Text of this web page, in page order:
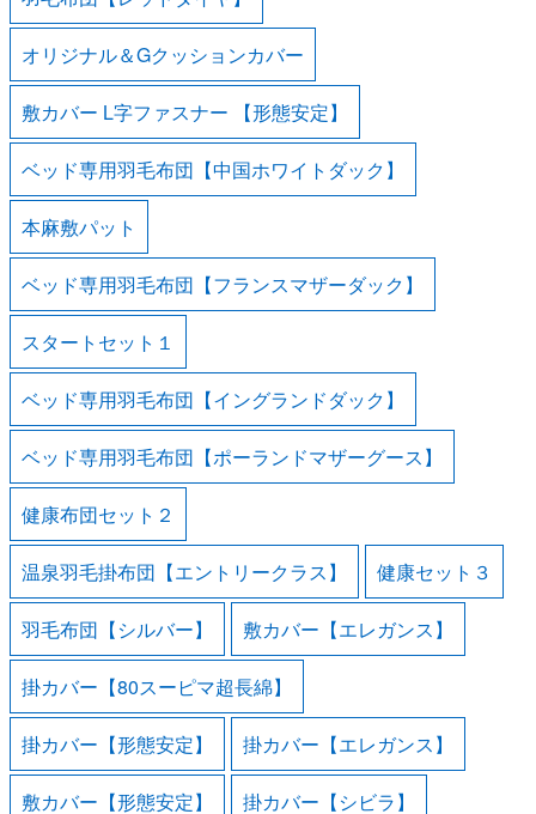
オリジナル＆Gクッションカバー
敷カバー L字ファスナー 【形態安定】
ベッド専用羽毛布団【中国ホワイトダック】
本麻敷パット
ベッド専用羽毛布団【フランスマザーダック】
スタートセット１
ベッド専用羽毛布団【イングランドダック】
ベッド専用羽毛布団【ポーランドマザーグース】
健康布団セット２
温泉羽毛掛布団【エントリークラス】 健康セット３
羽毛布団【シルバー】 敷カバー【エレガンス】
掛カバー【80スーピマ超長綿】
掛カバー【形態安定】 掛カバー【エレガンス】
敷カバー【形態安定】 掛カバー【シビラ】